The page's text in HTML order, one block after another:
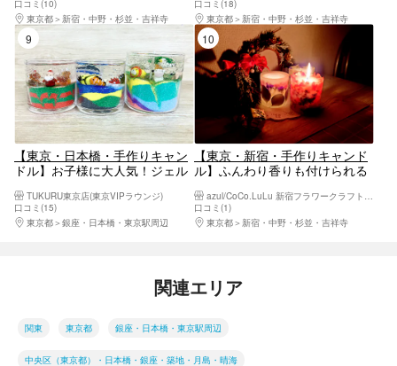
に最適♪（ハンドメイド、もの
づくり、企業イベント、出張イ
ベント可能）
口コミ(10)
東京都
新宿・中野・杉並・吉祥寺
口コミ(18)
東京都
新宿・中野・杉並・吉祥寺
【東京・日本橋・手作りキャン
ドル】お子様に大人気！ジェル
TUKURU東京店(東京VIPラウンジ)
口コミ(15)
東京都
銀座・日本橋・東京駅周辺
10位
【東京・新宿・手作りキャンド
ル】ふんわり香りも付けられる
ロマ香るアイテムです。 女子
会、親子体験、団体制作に
口コミ(1)
東京都
新宿・中野・杉並・吉祥寺
関連エリア
関東 東京都 銀座・日本橋・東京駅周辺
中央区（東京都）・日本橋・銀座・築地・月島・晴海